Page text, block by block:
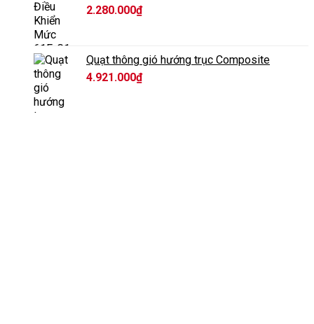
2.280.000₫
Quạt thông gió hướng trục Composite
4.921.000₫